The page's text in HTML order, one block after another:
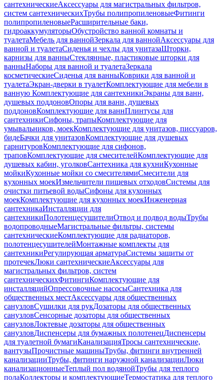
сантехническиеАксессуары для магистральных фильтров,
систем сантехническихТрубы полипропиленовыеФитинги
полипропиленовыеРасширительные баки,
гидроаккумуляторыОбустройство ванной комнаты и
туалетаМебель для ваннойЗеркала для ваннойАксессуары для
ванной и туалетаСиденья и чехлы для унитазаШторки,
карнизы для ванныСтеклянные, пластиковые шторки для
ванныНаборы для ванной и туалетаЗеркала
косметическиеСиденья для ванныКоврики для ванной и
туалетаЭкран-дверки в туалетКомплектующие для мебели в
ванную Комплектующие для сантехникиЭкраны для ванн,
душевых поддоновОпоры для ванн, душевых
поддоновКомплектующие для ваннПлинтусы для
сантехникиСифоны, трапыКомплектующие для
умывальников, моекКомплектующие для унитазов, писсуаров,
бидеБачки для унитазовКомплектующие для душевых
гарнитуровКомплектующие для сифонов,
траповКомплектующие для смесителейКомплектующие для
душевых кабин, уголковСантехника для кухниКухонные
мойкиКухонные мойки со смесителямиСмесители для
кухонных моекИзмельчители пищевых отходовСистемы для
очистки питьевой водыСифоны для кухонных
моекКомплектующие для кухонных моекИнженерная
сантехникаИнсталляции для
сантехникиПолотенцесушителиОтвод и подвод водыТрубы
водопроводныеМагистральные фильтры, системы
сантехническиеКомплектующие для радиаторов,
полотенцесушителейМонтажные комплекты для
сантехникиРегулирующая арматураСистемы защиты от
протечекЛюки сантехническиеАксессуары для
магистральных фильтров, систем
сантехническихФитингиКомплектующие для
инсталляцийОпрессовочные насосыСантехника для
общественных местАксессуары для общественных
санузловСушилки для рукДозаторы для общественных
санузловСенсорные дозаторы для общественных
санузловЛоктевые дозаторы для общественных
санузловДиспенсеры для бумажных полотенецДиспенсеры
для туалетной бумагиКанализацияТросы сантехнические,
вантузыПрочистные машиныТрубы, фитинги внутренней
канализацииТрубы, фитинги наружной канализацииЛюки
канализационныеТеплый пол водянойТрубы для теплого
полаКоллекторы и комплектующиеТермостатика для теплого